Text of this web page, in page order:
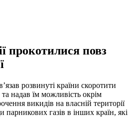
прокотилися повз
розвинуті країни скоротити
надав їм можливість окрім
викидів на власній території
газів в інших країн, які